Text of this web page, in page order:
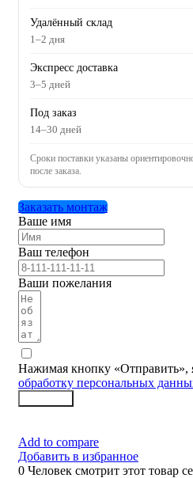
Удалённый склад
1–2 дня
Экспресс доставка
3–5 дней
Под заказ
14–30 дней
Сроки поставки указаны
после заказа.
Заказать монтаж
Ваше имя
Ваш телефон
Ваши пожелания
Нажимая кнопку «Отправить»,
обработку персональных
Add to compare
Добавить в избранное
0 Человек смотрит этот товар